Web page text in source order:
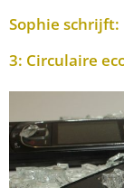
Sophie schrijft:
3: Circulaire